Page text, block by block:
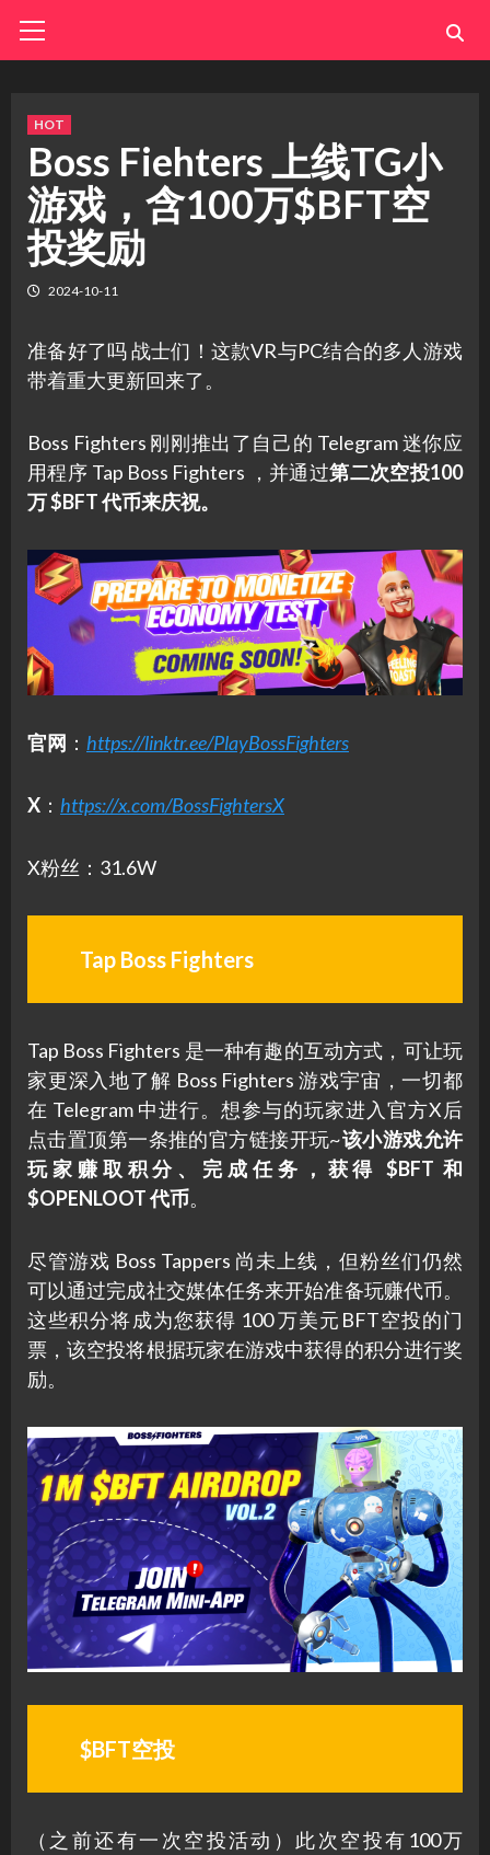
Menu
HOT
Boss Fiehters 上线TG小
游戏，含100万$BFT空
投奖励
2024-10-11
准备好了吗 战士们！这款VR与PC结合的多人游戏
带着重大更新回来了。
Boss Fighters 刚刚推出了自己的 Telegram 迷你应
用程序 Tap Boss Fighters ，并通过第二次空投100
万 $BFT 代币来庆祝。
官网 ： https://linktr.ee/PlayBossFighters
X ： https://x.com/BossFightersX
X粉丝：31.6W
Tap Boss Fighters
Tap Boss Fighters 是一种有趣的互动方式，可让玩
家更深入地了解 Boss Fighters 游戏宇宙，一切都
在 Telegram 中进行。想参与的玩家进入官方X后
点击置顶第一条推的官方链接开玩~该小游戏允许
玩家赚取积分、完成任务，获得 $BFT 和
$OPENLOOT 代币。
尽管游戏 Boss Tappers 尚未上线，但粉丝们仍然
可以通过完成社交媒体任务来开始准备玩赚代币。
这些积分将成为您获得 100 万美元BFT空投的门
票，该空投将根据玩家在游戏中获得的积分进行奖
励。
$BFT空投
（之前还有一次空投活动）此次空投有100万